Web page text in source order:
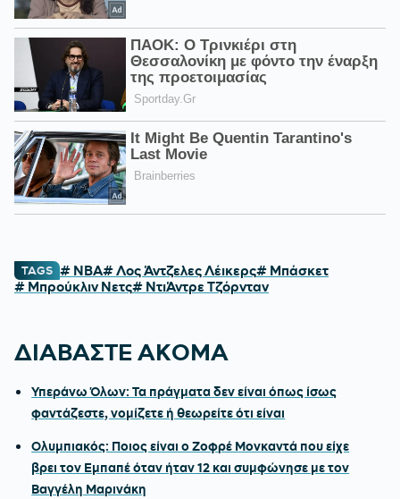
TAGS # NBA# Λος Άντζελες Λέικερς# Μπάσκετ
# Μπρούκλιν Νετς# ΝτιΆντρε Τζόρνταν
ΔΙΑΒΑΣΤΕ ΑΚΟΜΑ
Υπεράνω Όλων: Τα πράγματα δεν είναι όπως ίσως
φαντάζεστε, νομίζετε ή θεωρείτε ότι είναι
Ολυμπιακός: Ποιος είναι ο Ζοφρέ Μονκαντά που είχε
βρει τον Εμπαπέ όταν ήταν 12 και συμφώνησε με τον
Βαγγέλη Μαρινάκη